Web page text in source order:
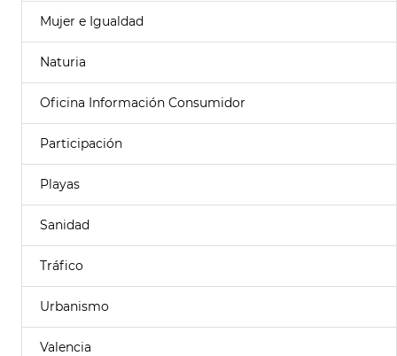
Mujer e Igualdad
Naturia
Oficina Información Consumidor
Participación
Playas
Sanidad
Tráfico
Urbanismo
Valencia